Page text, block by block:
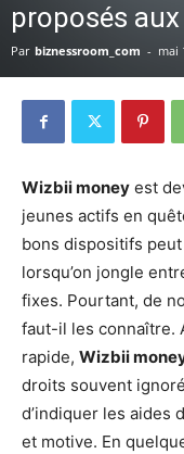
proposés
Par biznessroom_com - mai
Wizbii money est
jeunes actifs en
bons dispositifs
lorsqu’on jongle
fixes. Pourtant, de
faut-il les connaître.
rapide, Wizbii
droits souvent
d’indiquer les aides
et motive. En